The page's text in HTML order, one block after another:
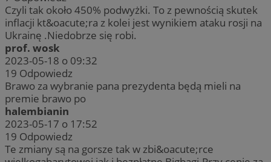
Czyli tak około 450% podwyżki. To z pewnością skutek
inflacji kt&oacute;ra z kolei jest wynikiem ataku rosji na
Ukrainę .Niedobrze się robi.
prof. wosk
2023-05-18 o 09:32
19 Odpowiedz
Brawo za wybranie pana prezydenta będą mieli na
premie brawo po
halembianin
2023-05-17 o 17:52
19 Odpowiedz
Te zmiany są na gorsze tak w zbi&oacute;rce